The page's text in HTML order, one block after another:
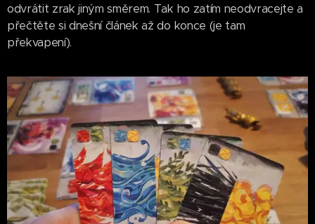
odvrátit zrak jiným směrem. Tak ho zatím neodvracejte a
přečtěte si dnešní článek až do konce (je tam
překvapení).